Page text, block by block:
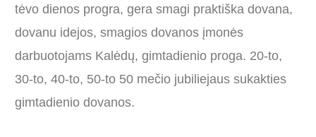
tėvo dienos progra, gera smagi praktiška dovana,
dovanu idejos, smagios dovanos įmonės
darbuotojams Kalėdų, gimtadienio proga. 20-to,
30-to, 40-to, 50-to 50 mečio jubiliejaus sukakties
gimtadienio dovanos.